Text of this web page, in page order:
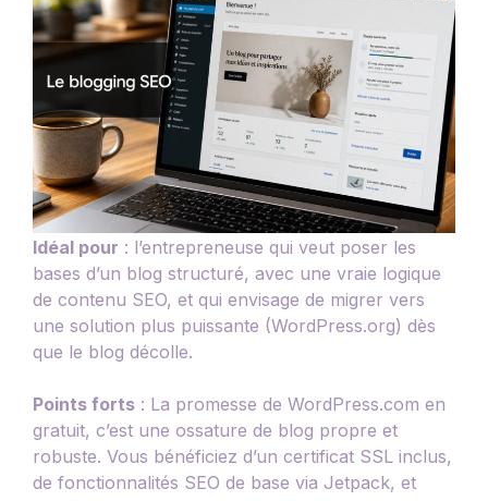
Idéal pour : l’entrepreneuse qui veut poser les
bases d’un blog structuré, avec une vraie logique
de contenu SEO, et qui envisage de migrer vers
une solution plus puissante (WordPress.org) dès
que le blog décolle.
Points forts : La promesse de WordPress.com en
gratuit, c’est une ossature de blog propre et
robuste. Vous bénéficiez d’un certificat SSL inclus,
de fonctionnalités SEO de base via Jetpack, et